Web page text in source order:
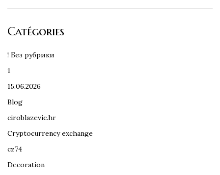
Catégories
! Без рубрики
1
15.06.2026
Blog
ciroblazevic.hr
Cryptocurrency exchange
cz74
Decoration